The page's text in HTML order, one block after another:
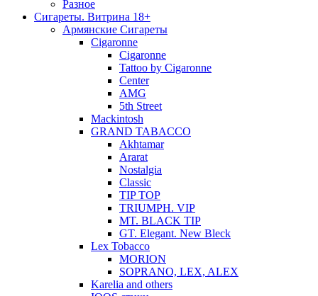
Разное
Сигареты. Витрина 18+
Армянские Сигареты
Cigaronne
Cigaronne
Tattoo by Cigaronne
Center
AMG
5th Street
Mackintosh
GRAND TABACCO
Akhtamar
Ararat
Nostalgia
Classic
TIP TOP
TRIUMPH. VIP
MT. BLACK TIP
GT. Elegant. New Bleck
Lex Tobacco
MORION
SOPRANO, LEX, ALEX
Karelia and others